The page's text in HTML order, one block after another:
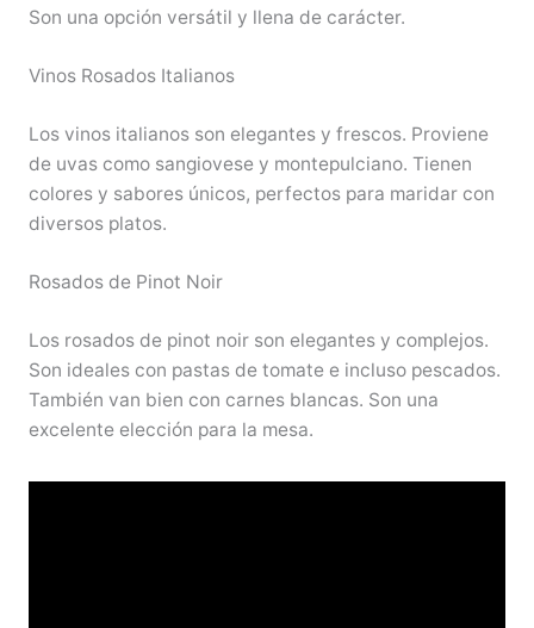
Son una opción versátil y llena de carácter.
Vinos Rosados Italianos
Los vinos italianos son elegantes y frescos. Proviene
de uvas como sangiovese y montepulciano. Tienen
colores y sabores únicos, perfectos para maridar con
diversos platos.
Rosados de Pinot Noir
Los rosados de pinot noir son elegantes y complejos.
Son ideales con pastas de tomate e incluso pescados.
También van bien con carnes blancas. Son una
excelente elección para la mesa.